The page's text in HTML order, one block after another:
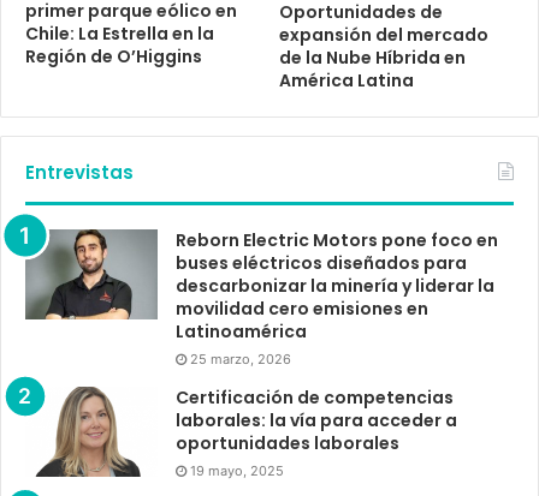
primer parque eólico en
Chile: La Estrella en la
Región de O’Higgins
Oportunidades de
expansión del mercado
de la Nube Híbrida en
América Latina
Entrevistas
Reborn Electric Motors pone foco en
buses eléctricos diseñados para
descarbonizar la minería y liderar la
movilidad cero emisiones en
Latinoamérica
25 marzo, 2026
Certificación de competencias
laborales: la vía para acceder a
oportunidades laborales
19 mayo, 2025